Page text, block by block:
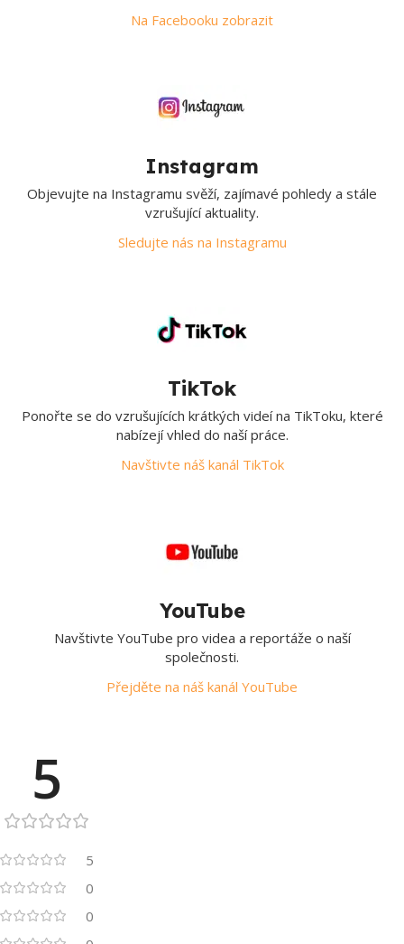
Na Facebooku zobrazit
Instagram
Objevujte na Instagramu svěží, zajímavé pohledy a stále
vzrušující aktuality.
Sledujte nás na Instagramu
TikTok
Ponořte se do vzrušujících krátkých videí na TikToku, které
nabízejí vhled do naší práce.
Navštivte náš kanál TikTok
YouTube
Navštivte YouTube pro videa a reportáže o naší
společnosti.
Přejděte na náš kanál YouTube
5
5
0
0